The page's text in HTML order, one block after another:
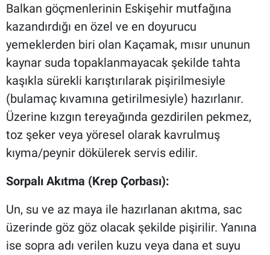
Balkan göçmenlerinin Eskişehir mutfağına
kazandırdığı en özel ve en doyurucu
yemeklerden biri olan Kaçamak, mısır ununun
kaynar suda topaklanmayacak şekilde tahta
kaşıkla sürekli karıştırılarak pişirilmesiyle
(bulamaç kıvamına getirilmesiyle) hazırlanır.
Üzerine kızgın tereyağında gezdirilen pekmez,
toz şeker veya yöresel olarak kavrulmuş
kıyma/peynir dökülerek servis edilir.
Sorpalı Akıtma (Krep Çorbası):
Un, su ve az maya ile hazırlanan akıtma, sac
üzerinde göz göz olacak şekilde pişirilir. Yanına
ise sopra adı verilen kuzu veya dana et suyu